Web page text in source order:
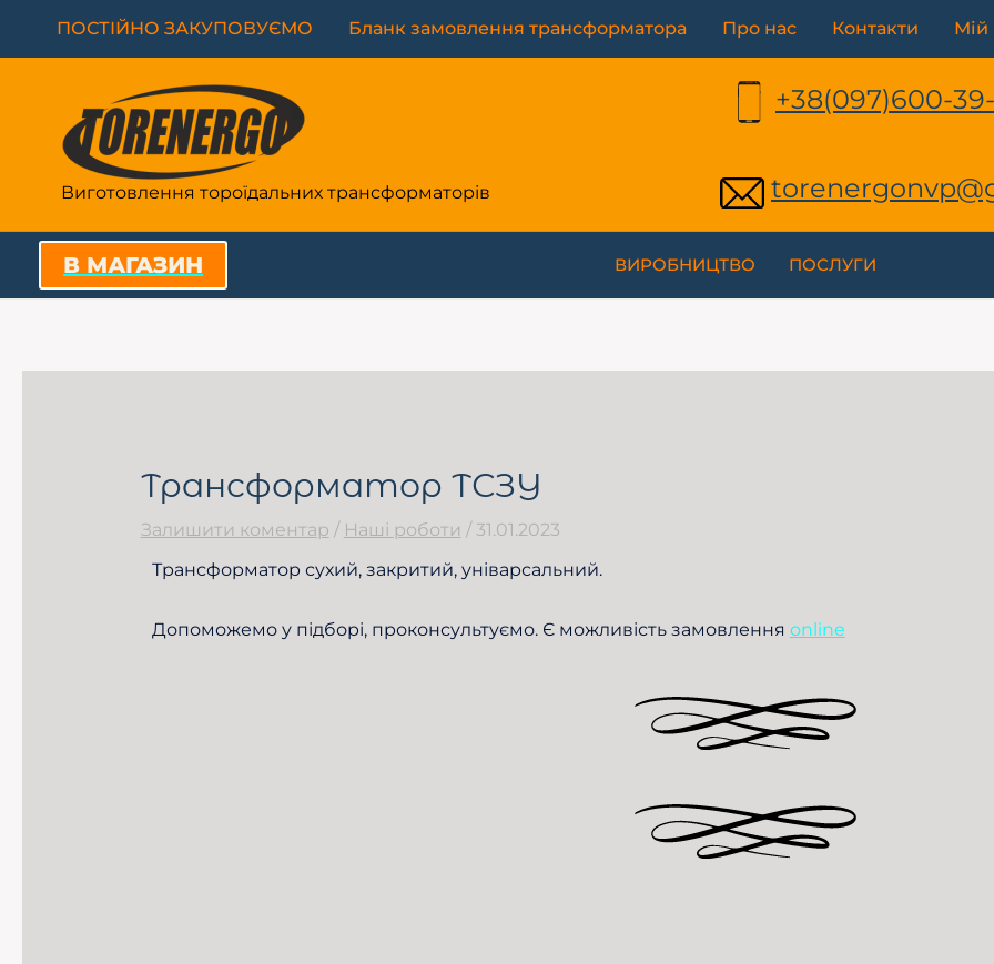
ПОСТІЙНО ЗАКУПОВУЄМО Бланк замовлення трансформатора Про нас Контакти Мій
Виготовлення тороїдальних трансформаторів
+38(097)600-
В МАГАЗИН ВИРОБНИЦТВО ПОСЛУГИ
Трансформатор ТСЗУ
Залишити коментар / Наші роботи /31.01.2023
Трансформатор сухий, закритий, уніварсальний.
Допоможемо у підборі, проконсультуємо. Є можливість замовлення online